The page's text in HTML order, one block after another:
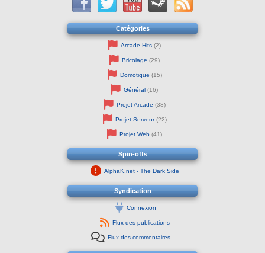
Catégories
Arcade Hits (2)
Bricolage (29)
Domotique (15)
Général (16)
Projet Arcade (38)
Projet Serveur(22)
Projet Web (41)
Spin-offs
AlphaK.net - The Dark Side
Syndication
Connexion
Flux des publications
Flux des commentaires